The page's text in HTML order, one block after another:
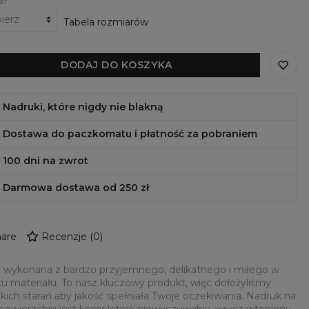
Tabela rozmiarów
DODAJ DO KOSZYKA
Nadruki, które nigdy nie blakną
Dostawa do paczkomatu i płatność za pobraniem
100 dni na zwrot
Darmowa dostawa od 250 zł
Recenzje (0)
wykonana z bardzo przyjemnego, delikatnego i miłego w
materiału. To nasz kluczowy produkt, więc dołożyliśmy
starań aby jakość spełniała Twoje oczekiwania. Nadruk na